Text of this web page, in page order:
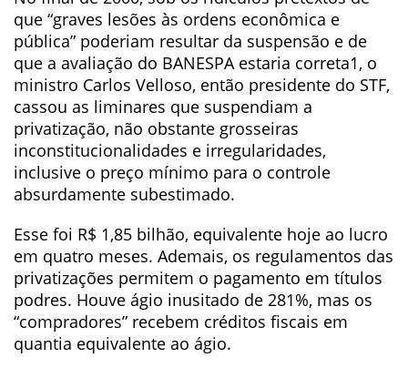
que “graves lesões às ordens econômica e
pública” poderiam resultar da suspensão e de
que a avaliação do BANESPA estaria correta1, o
ministro Carlos Velloso, então presidente do STF,
cassou as liminares que suspendiam a
privatização, não obstante grosseiras
inconstitucionalidades e irregularidades,
inclusive o preço mínimo para o controle
absurdamente subestimado.
Esse foi R$ 1,85 bilhão, equivalente hoje ao lucro
em quatro meses. Ademais, os regulamentos das
privatizações permitem o pagamento em títulos
podres. Houve ágio inusitado de 281%, mas os
“compradores” recebem créditos fiscais em
quantia equivalente ao ágio.